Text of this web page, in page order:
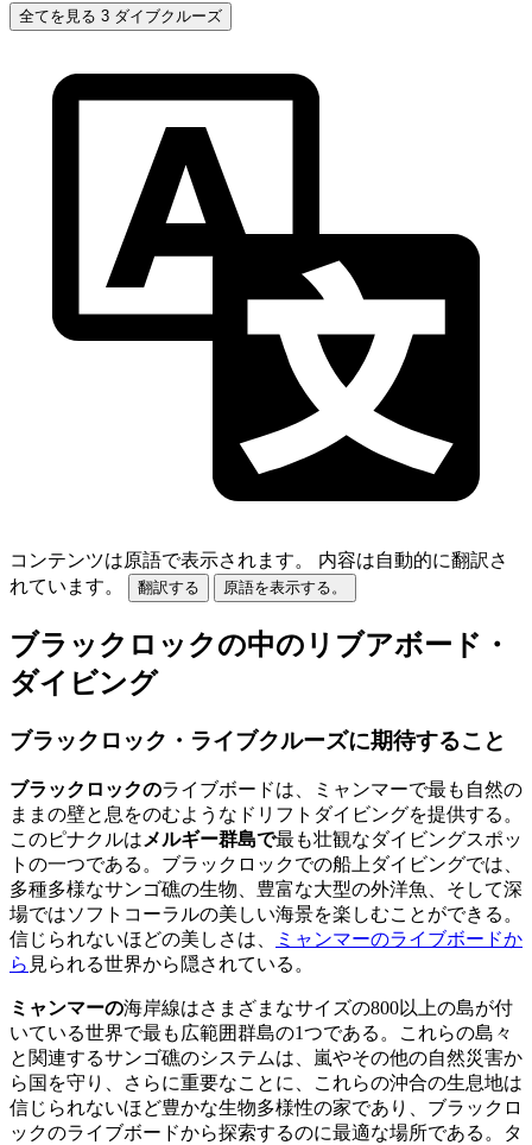
全てを見る 3 ダイブクルーズ
コンテンツは原語で表示されます。
内容は自動的に翻訳さ
れています。
翻訳する 原語を表示する。
ブラックロックの中のリブアボード・
ダイビング
ブラックロック・ライブクルーズに期待すること
ブラックロックのライブボードは、ミャンマーで最も自然の
ままの壁と息をのむようなドリフトダイビングを提供する。
このピナクルはメルギー群島で最も壮観なダイビングスポッ
トの一つである。ブラックロックでの船上ダイビングでは、
多種多様なサンゴ礁の生物、豊富な大型の外洋魚、そして深
場ではソフトコーラルの美しい海景を楽しむことができる。
信じられないほどの美しさは、
ミャンマーのライブボードか
ら 見られる世界から隠されている。
ミャンマーの海岸線はさまざまなサイズの800以上の島が付
いている世界で最も広範囲群島の1つである。これらの島々
と関連するサンゴ礁のシステムは、嵐やその他の自然災害か
ら国を守り、さらに重要なことに、これらの沖合の生息地は
信じられないほど豊かな生物多様性の家であり、ブラックロ
ックのライブボードから探索するのに最適な場所である。タ